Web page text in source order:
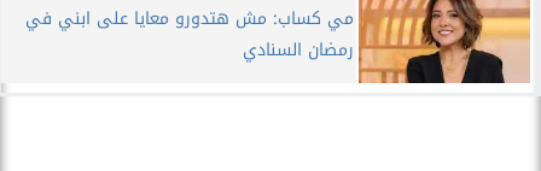
مي كساب: مش هتدورو معايا على ابني في
رمضان السنادي